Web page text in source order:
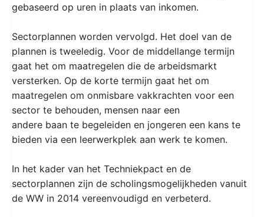
gebaseerd op uren in plaats van inkomen.
Sectorplannen worden vervolgd. Het doel van de
plannen is tweeledig. Voor de middellange termijn
gaat het om maatregelen die de arbeidsmarkt
versterken. Op de korte termijn gaat het om
maatregelen om onmisbare vakkrachten voor een
sector te behouden, mensen naar een
andere baan te begeleiden en jongeren een kans te
bieden via een leerwerkplek aan werk te komen.
In het kader van het Techniekpact en de
sectorplannen zijn de scholingsmogelijkheden vanuit
de WW in 2014 vereenvoudigd en verbeterd.